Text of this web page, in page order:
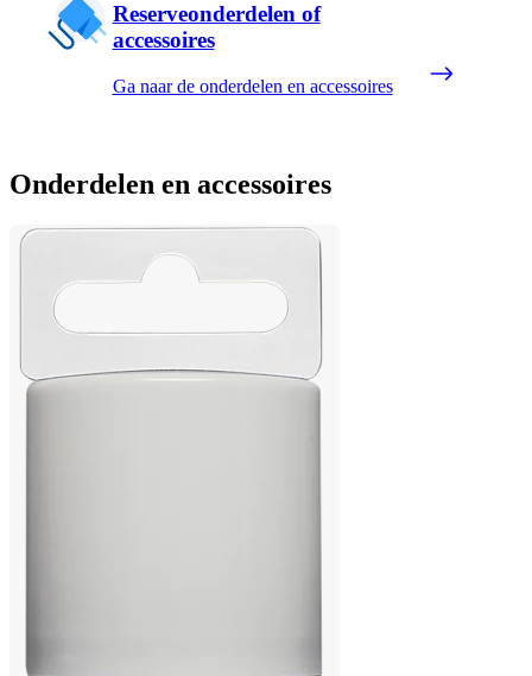
Reserveonderdelen of
accessoires
Ga naar de onderdelen en accessoires
Onderdelen en accessoires